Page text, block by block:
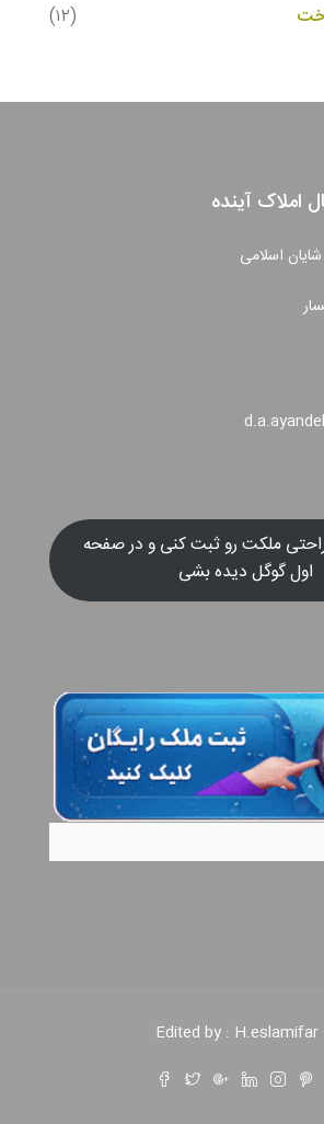
(۱۲)
املاک آینده
اسلامی
ملکت رو ثبت کنی و در صفحه
اول گوگل دیده بشی
©